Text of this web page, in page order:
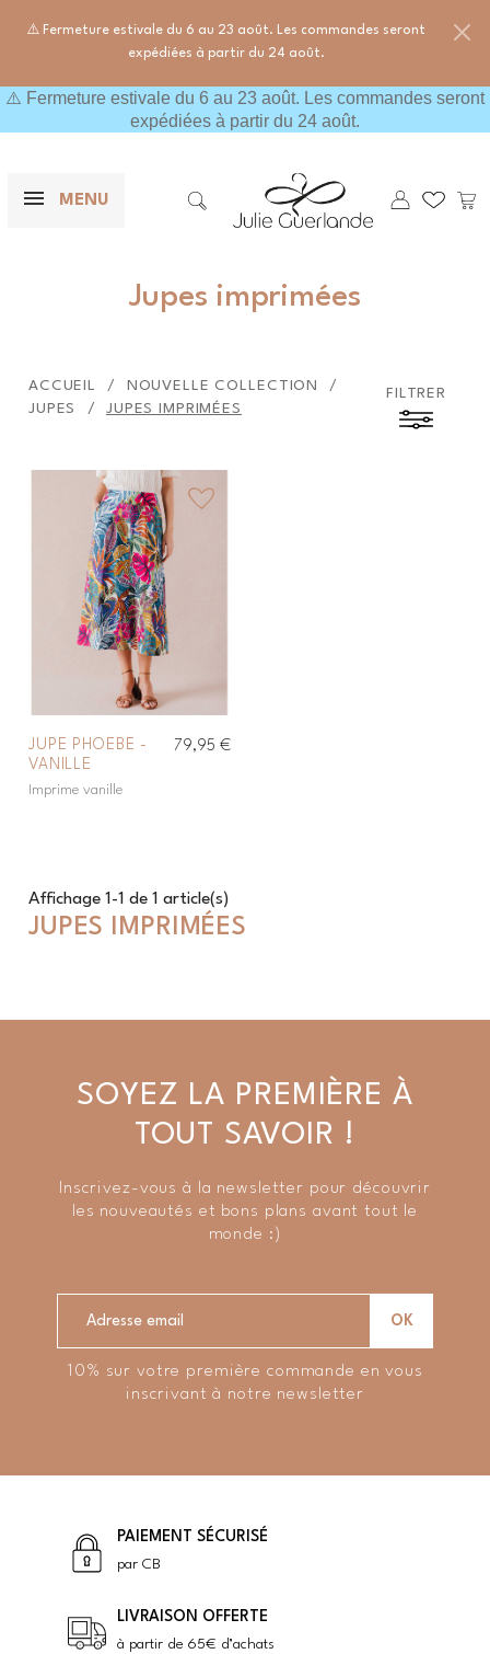
⚠️ Fermeture estivale du 6 au 23 août. Les commandes seront
expédiées à partir du 24 août.
⚠️ Fermeture estivale du 6 au 23 août. Les commandes seront
expédiées à partir du 24 août.
MENU Mes

Jupes imprimées
ACCUEIL
NOUVELLE COLLECTION
JUPES
JUPES IMPRIMÉES
FILTRER
favorite_border
JUPE PHOEBE -
VANILLE
Imprime vanille
79,95 €
Affichage 1-1 de 1 article(s)
JUPES IMPRIMÉES
SOYEZ LA PREMIÈRE À
TOUT SAVOIR !
Inscrivez-vous à la newsletter pour découvrir
les nouveautés et bons plans avant tout le
monde :)
10% sur votre première commande en vous
inscrivant à notre newsletter
PAIEMENT SÉCURISÉ
par CB
LIVRAISON OFFERTE
à partir de 65€ d’achats